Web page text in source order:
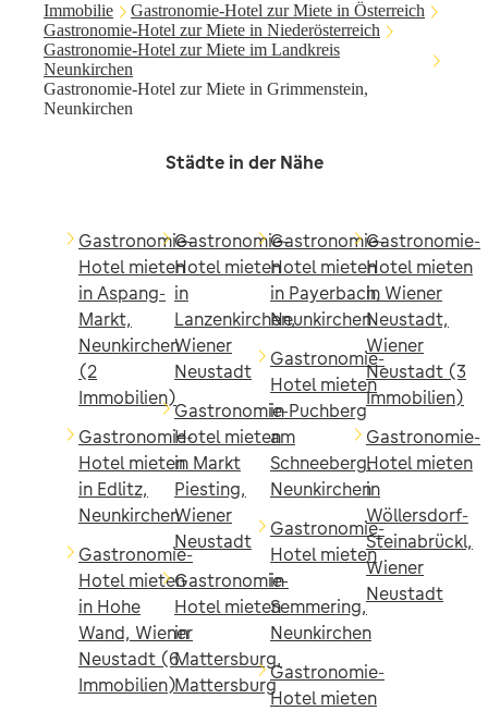
Immobilie
Gastronomie-Hotel zur Miete in Österreich
Gastronomie-Hotel zur Miete in Niederösterreich
Gastronomie-Hotel zur Miete im Landkreis
Neunkirchen
Gastronomie-Hotel zur Miete in Grimmenstein,
Neunkirchen
Städte in der Nähe
Gastronomie-
Hotel mieten
in Aspang-
Markt,
Neunkirchen
(2
Immobilien)
Gastronomie-
Hotel mieten
in Edlitz,
Neunkirchen
Gastronomie-
Hotel mieten
in Hohe
Wand, Wiener
Neustadt (6
Immobilien)
Gastronomie-
Hotel mieten
in
Lanzenkirchen,
Wiener
Neustadt
Gastronomie-
Hotel mieten
in Markt
Piesting,
Wiener
Neustadt
Gastronomie-
Hotel mieten
in
Mattersburg,
Mattersburg
Gastronomie-
Hotel mieten
in Payerbach,
Neunkirchen
Gastronomie-
Hotel mieten
in Puchberg
am
Schneeberg,
Neunkirchen
Gastronomie-
Hotel mieten
in
Semmering,
Neunkirchen
Gastronomie-
Hotel mieten
Gastronomie-
Hotel mieten
in Wiener
Neustadt,
Wiener
Neustadt (3
Immobilien)
Gastronomie-
Hotel mieten
in
Wöllersdorf-
Steinabrückl,
Wiener
Neustadt